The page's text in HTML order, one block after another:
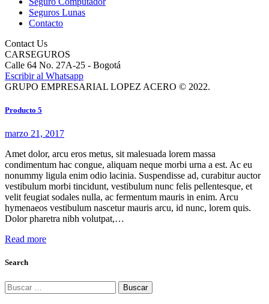
Seguros Lunas
Contacto
Contact Us
CARSEGUROS
Calle 64 No. 27A-25 - Bogotá
Escribir al Whatsapp
GRUPO EMPRESARIAL LOPEZ ACERO © 2022.
Producto 5
marzo 21, 2017
Amet dolor, arcu eros metus, sit malesuada lorem massa
condimentum hac congue, aliquam neque morbi urna a est. Ac eu
nonummy ligula enim odio lacinia. Suspendisse ad, curabitur auctor
vestibulum morbi tincidunt, vestibulum nunc felis pellentesque, et
velit feugiat sodales nulla, ac fermentum mauris in enim. Arcu
hymenaeos vestibulum nascetur mauris arcu, id nunc, lorem quis.
Dolor pharetra nibh volutpat,…
Read more
Search
Buscar: